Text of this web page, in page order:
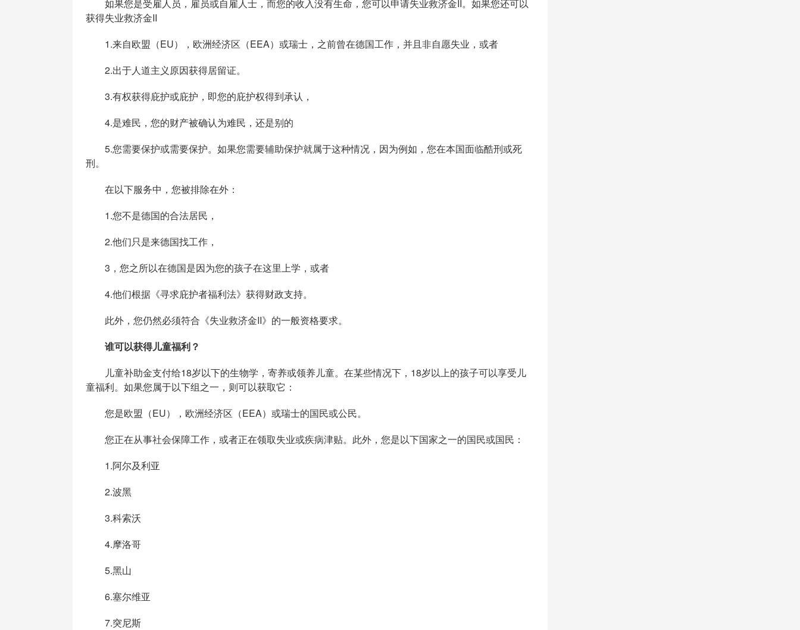
如果您是受雇人员，雇员或自雇人士，而您的收入没有生命，您可以申请失业救济金II。如果您还可以
获得失业救济金II
1.来自欧盟（EU），欧洲经济区（EEA）或瑞士，之前曾在德国工作，并且非自愿失业，或者
2.出于人道主义原因获得居留证。
3.有权获得庇护或庇护，即您的庇护权得到承认，
4.是难民，您的财产被确认为难民，还是别的
5.您需要保护或需要保护。如果您需要辅助保护就属于这种情况，因为例如，您在本国面临酷刑或死
刑。
在以下服务中，您被排除在外：
1.您不是德国的合法居民，
2.他们只是来德国找工作，
3，您之所以在德国是因为您的孩子在这里上学，或者
4.他们根据《寻求庇护者福利法》获得财政支持。
此外，您仍然必须符合《失业救济金II》的一般资格要求。
谁可以获得儿童福利？
儿童补助金支付给18岁以下的生物学，寄养或领养儿童。在某些情况下，18岁以上的孩子可以享受儿
童福利。如果您属于以下组之一，则可以获取它：
您是欧盟（EU），欧洲经济区（EEA）或瑞士的国民或公民。
您正在从事社会保障工作，或者正在领取失业或疾病津贴。此外，您是以下国家之一的国民或国民：
1.阿尔及利亚
2.波黑
3.科索沃
4.摩洛哥
5.黑山
6.塞尔维亚
7.突尼斯